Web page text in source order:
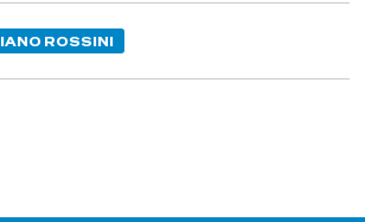
ROSSINI